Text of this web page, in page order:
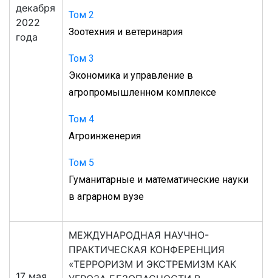
декабря
2022
года
Том 2
Зоотехния и ветеринария
Том 3
Экономика и управление в
агропромышленном комплексе
Том 4
Агроинженерия
Том 5
Гуманитарные и математические науки
в аграрном вузе
МЕЖДУНАРОДНАЯ НАУЧНО-
ПРАКТИЧЕСКАЯ КОНФЕРЕНЦИЯ
«ТЕРРОРИЗМ И ЭКСТРЕМИЗМ КАК